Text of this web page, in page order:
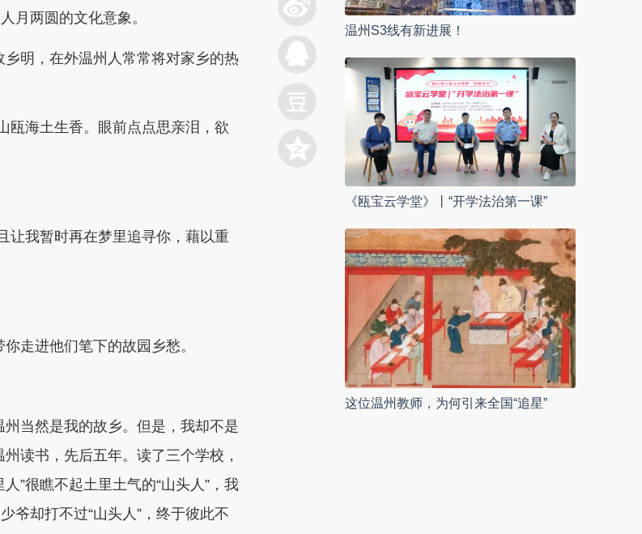
月两圆的文化意象。
明，在外温州人常常将对家乡的热
瓯海土生香。眼前点点思亲泪，欲
让我暂时再在梦里追寻你，藉以重
走进他们笔下的故园乡愁。
当然是我的故乡。但是，我却不是
读书，先后五年。读了三个学校，
”很瞧不起土里土气的“山头人”，我
爷却打不过“山头人”，终于彼此不
温州S3线有新进展！
《瓯宝云学堂》丨“开学法治第一课”
这位温州教师，为何引来全国“追星”